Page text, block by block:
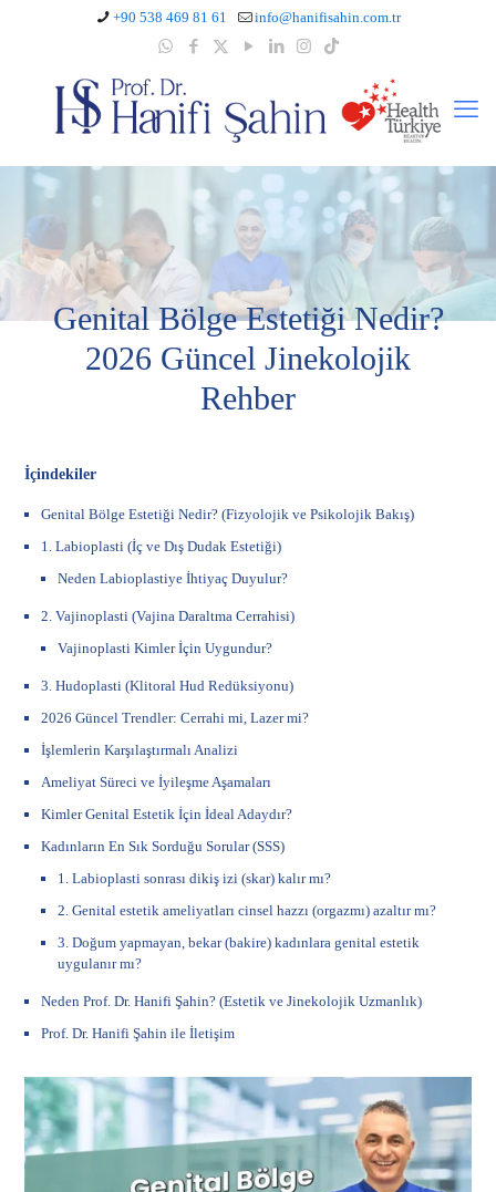
+90 538 469 81 61 info@hanifisahin.com.tr
Genital Bölge Estetiği Nedir?
2026 Güncel Jinekolojik
Rehber
İçindekiler
Genital Bölge Estetiği Nedir? (Fizyolojik ve Psikolojik Bakış)
1. Labioplasti (İç ve Dış Dudak Estetiği)
Neden Labioplastiye İhtiyaç Duyulur?
2. Vajinoplasti (Vajina Daraltma Cerrahisi)
Vajinoplasti Kimler İçin Uygundur?
3. Hudoplasti (Klitoral Hud Redüksiyonu)
2026 Güncel Trendler: Cerrahi mi, Lazer mi?
İşlemlerin Karşılaştırmalı Analizi
Ameliyat Süreci ve İyileşme Aşamaları
Kimler Genital Estetik İçin İdeal Adaydır?
Kadınların En Sık Sorduğu Sorular (SSS)
1. Labioplasti sonrası dikiş izi (skar) kalır mı?
2. Genital estetik ameliyatları cinsel hazzı (orgazmı) azaltır mı?
3. Doğum yapmayan, bekar (bakire) kadınlara genital estetik
uygulanır mı?
Neden Prof. Dr. Hanifi Şahin? (Estetik ve Jinekolojik Uzmanlık)
Prof. Dr. Hanifi Şahin ile İletişim